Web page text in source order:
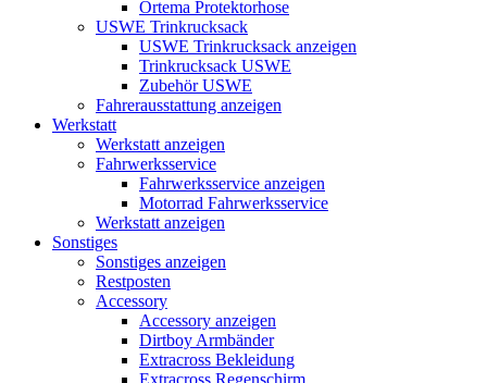
Ortema Protektorhose
USWE Trinkrucksack
USWE Trinkrucksack anzeigen
Trinkrucksack USWE
Zubehör USWE
Fahrerausstattung anzeigen
Werkstatt
Werkstatt anzeigen
Fahrwerksservice
Fahrwerksservice anzeigen
Motorrad Fahrwerksservice
Werkstatt anzeigen
Sonstiges
Sonstiges anzeigen
Restposten
Accessory
Accessory anzeigen
Dirtboy Armbänder
Extracross Bekleidung
Extracross Regenschirm